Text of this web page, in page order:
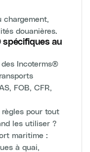
chargement,
douanières.
spécifiques au
Incoterms®
FOB, CFR,
pour tout
les utiliser ?
maritime :
à quai,